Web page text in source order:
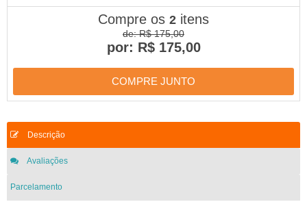
Compre os 2 itens
de: R$ 175,00
por: R$ 175,00
COMPRE JUNTO
Descrição
Avaliações
Parcelamento